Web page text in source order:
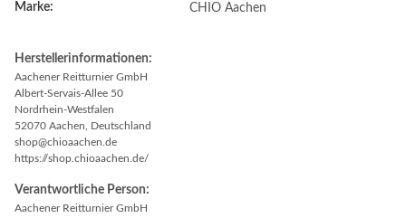
Marke:
CHIO Aachen
Herstellerinformationen:
Aachener Reitturnier GmbH
Albert-Servais-Allee 50
Nordrhein-Westfalen
52070 Aachen, Deutschland
shop@chioaachen.de
https://shop.chioaachen.de/
Verantwortliche Person:
Aachener Reitturnier GmbH